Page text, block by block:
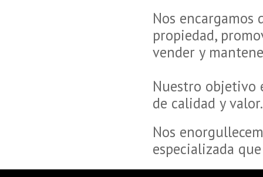
Nos encargamos
propiedad,
vender y
Nuestro objetivo
de calidad y valor.
Nos
especializada